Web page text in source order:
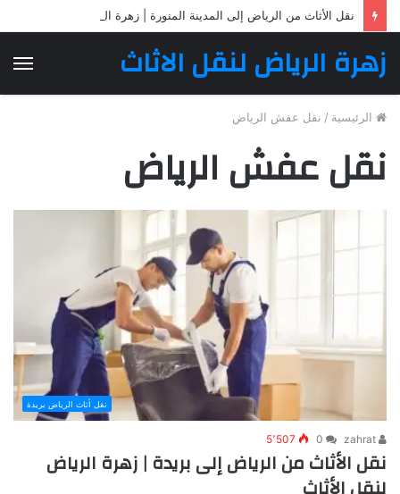
زهرة الرياض لنقل الاثاث
الرئيسية / نقل عفش الرياض
نقل عفش الرياض
نقل أثاث الرياض بريدة
0 5٬507
نقل الأثاث من الرياض إلى بريدة | زهرة الرياض